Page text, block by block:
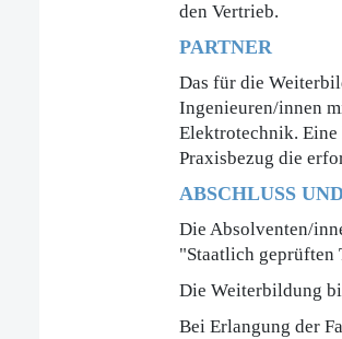
den Vertrieb.
PARTNER
Das für die
Ingenieuren/innen
Elektrotechnik. Eine
Praxisbezug die
ABSCHLUSS
Die Absolventen/
"Staatlich geprüften
Die Weiterbildung
Bei Erlangung der